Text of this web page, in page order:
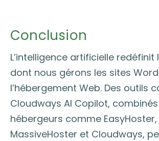
Conclusion
L’intelligence artificielle redéfinit
dont nous gérons les sites
l’hébergement Web. Des outils
Cloudways AI Copilot,
hébergeurs comme EasyHoster,
MassiveHoster et Cloudways,